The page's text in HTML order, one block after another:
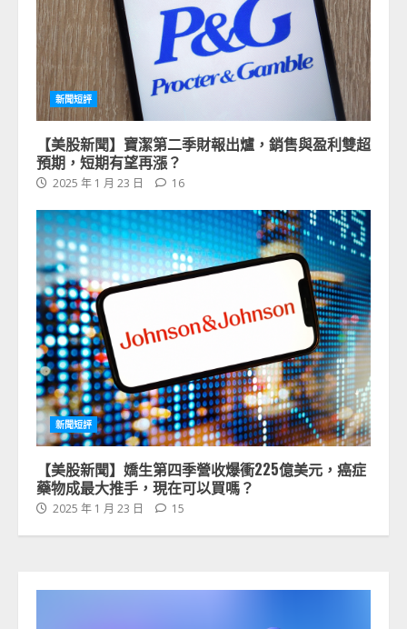
新聞短評
【美股新聞】寶潔第二季財報出爐，銷售與盈利雙超
預期，短期有望再漲？
2025 年 1 月 23 日 16
新聞短評
【美股新聞】嬌生第四季營收爆衝225億美元，癌症
藥物成最大推手，現在可以買嗎？
2025 年 1 月 23 日 15